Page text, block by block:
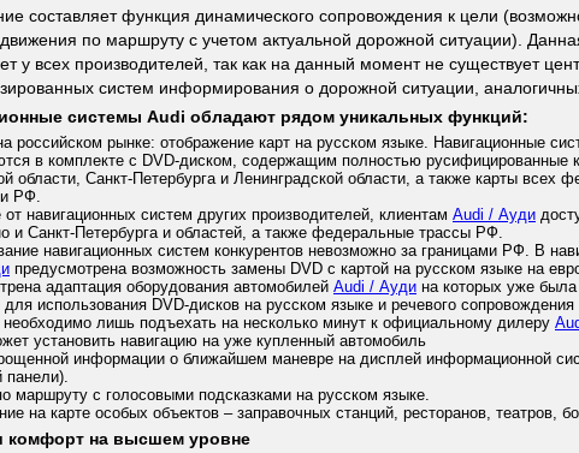
составляет функция динамического сопровождения к цели
по маршруту с учетом актуальной дорожной ситуации).
у всех производителей, так как на данный момент не существует
систем информирования о дорожной ситуации,
системы Audi обладают рядом уникальных функций:
российском рынке: отображение карт на русском языке. Навигационные
в комплекте с DVD-диском, содержащим полностью русифицированные
области, Санкт-Петербурга и Ленинградской области, а также карты всех
РФ.
от навигационных систем других производителей, клиентам Audi / Ауди
и Санкт-Петербурга и областей, а также федеральные трассы РФ.
навигационных систем конкурентов невозможно за границами РФ. В
предусмотрена возможность замены DVD с картой на русском языке на
адаптация оборудования автомобилей Audi / Ауди на которых уже
для использования DVD-дисков на русском языке и речевого
необходимо лишь подъехать на несколько минут к официальному дилеру
установить навигацию на уже купленный автомобиль
информации о ближайшем маневре на дисплей информационной
панели).
маршруту с голосовыми подсказками на русском языке.
на карте особых объектов – заправочных станций, ресторанов, театров,
комфорт на высшем уровне